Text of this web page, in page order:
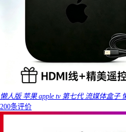
懒人版 苹果 apple tv 第七代 流媒体盒子
200条评价